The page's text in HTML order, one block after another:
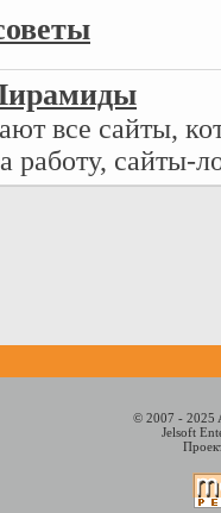
все сайты,
работу, сайты-
© 2007 - 2025
Jelsoft